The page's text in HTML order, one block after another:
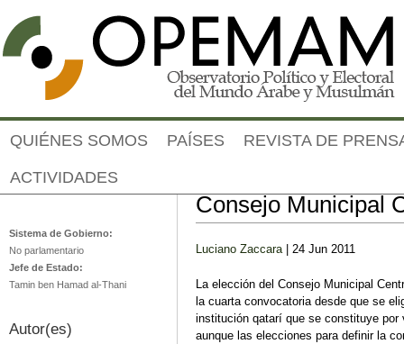
Consejo Municipal
Luciano Zaccara| 24 Jun 2011
La elección del Consejo Municipal
la cuarta convocatoria desde que se
institución qatarí que se constituye
aunque las elecciones para definir la
QUIÉNES SOMOS PAÍSES REVISTA DE
ACTIVIDADES
Catar
Sistema de Gobierno:
No parlamentario
Jefe de Estado:
Tamin ben Hamad al-Thani
Autor(es)